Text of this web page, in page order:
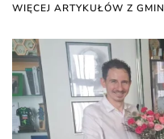
WIĘCEJ ARTYKUŁÓW Z GMIN